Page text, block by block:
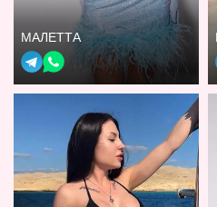
МАЛЕТТА